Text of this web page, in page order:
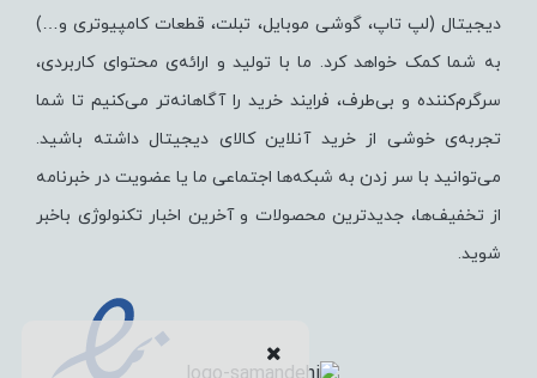
دیجیتال (لپ تاپ، گوشی موبایل، تبلت، قطعات کامپیوتری و…)
به شما کمک خواهد کرد. ما با تولید و ارائه‌ی محتوای کاربردی،
سرگرم‌کننده و بی‌طرف، فرایند خرید را آگاهانه‌تر می‌کنیم تا شما
تجربه‌ی خوشی از خرید آنلاین کالای دیجیتال داشته باشید.
می‌توانید با سر زدن به شبکه‌ها اجتماعی ما یا عضویت در خبرنامه
از تخفیف‌‌ها، جدیدترین محصولات و آخرین اخبار تکنولوژی باخبر
شوید.